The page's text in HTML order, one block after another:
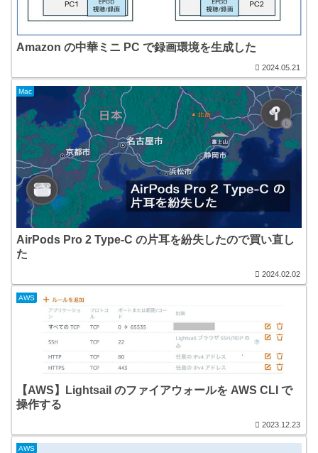
Amazon の中華ミニ PC で録画環境を生成した
2024.05.21
Mac
AirPods Pro 2 Type-C の片耳を紛失したので買い直し
た
2024.02.02
AWS
【AWS】Lightsail のファイアウォールを AWS CLI で
操作する
2023.12.23
AWS